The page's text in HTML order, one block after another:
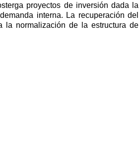
proyectos de inversión dada la
interna. La recuperación del
la normalización de la estructura de